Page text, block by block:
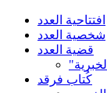
افتتاحية العدد
شخصية العدد
قضية العدد
كُتاب فرقد